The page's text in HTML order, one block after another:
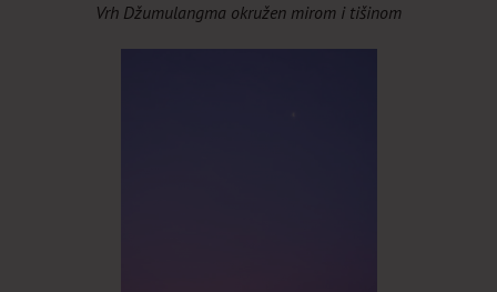
Vrh Džumulangma okružen mirom i tišinom